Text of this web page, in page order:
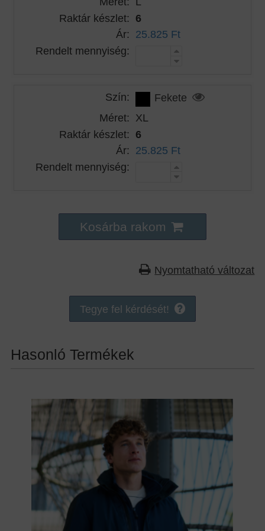
Raktár készlet: 6
Ár: 25.825 Ft
Rendelt mennyiség:
Szín:
Fekete
Méret: XL
Raktár készlet: 6
Ár: 25.825 Ft
Rendelt mennyiség:
Kosárba rakom
Nyomtatható változat
Tegye fel kérdését!
Hasonló Termékek